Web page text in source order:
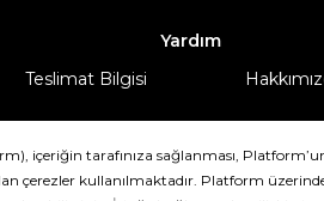
Yardım
Teslimat Bilgisi